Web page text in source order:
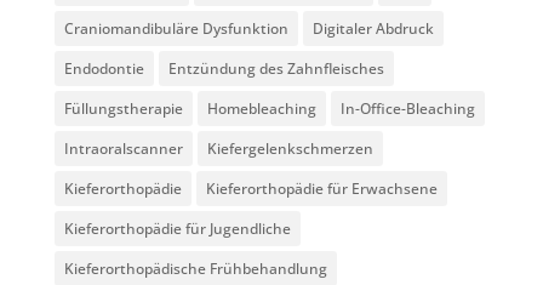
Craniomandibuläre Dysfunktion
Digitaler Abdruck
Endodontie
Entzündung des Zahnfleisches
Füllungstherapie
Homebleaching
In-Office-Bleaching
Intraoralscanner
Kiefergelenkschmerzen
Kieferorthopädie
Kieferorthopädie für Erwachsene
Kieferorthopädie für Jugendliche
Kieferorthopädische Frühbehandlung